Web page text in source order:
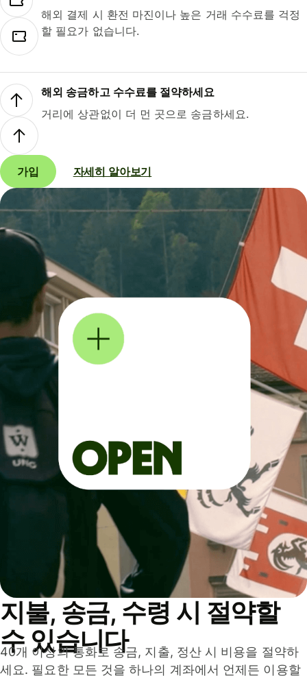
해외 결제 시 환전 마진이나 높은 거래 수수료를 걱정
할 필요가 없습니다.
해외 송금하고 수수료를 절약하세요
거리에 상관없이 더 먼 곳으로 송금하세요.
가입 자세히 알아보기
지불, 송금, 수령 시 절약할
수 있습니다
40개 이상의 통화로 송금, 지출, 정산 시 비용을 절약하
세요. 필요한 모든 것을 하나의 계좌에서 언제든 이용할